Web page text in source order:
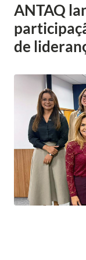
ANTAQ
de